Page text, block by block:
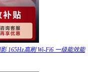
165Hz高刷 Wi-Fi6 一级能效能